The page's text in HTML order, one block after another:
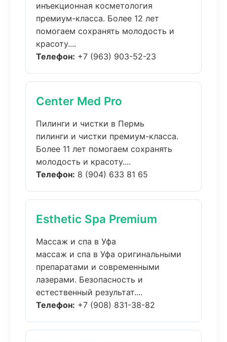
инъекционная косметология
премиум-класса. Более 12 лет
помогаем сохранять молодость и
красоту....
Телефон: +7 (963) 903-52-23
Center Med Pro
Пилинги и чистки в Пермь
пилинги и чистки премиум-класса.
Более 11 лет помогаем сохранять
молодость и красоту....
Телефон: 8 (904) 633 81 65
Esthetic Spa Premium
Массаж и спа в Уфа
массаж и спа в Уфа оригинальными
препаратами и современными
лазерами. Безопасность и
естественный результат....
Телефон: +7 (908) 831-38-82